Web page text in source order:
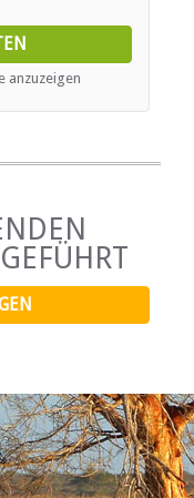
as our villa is
fenced garden,
anzuzeigen